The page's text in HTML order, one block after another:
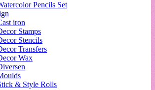
Pencils Set
iron
Stamps
Stencils
Transfers
Wax
& Style Rolls